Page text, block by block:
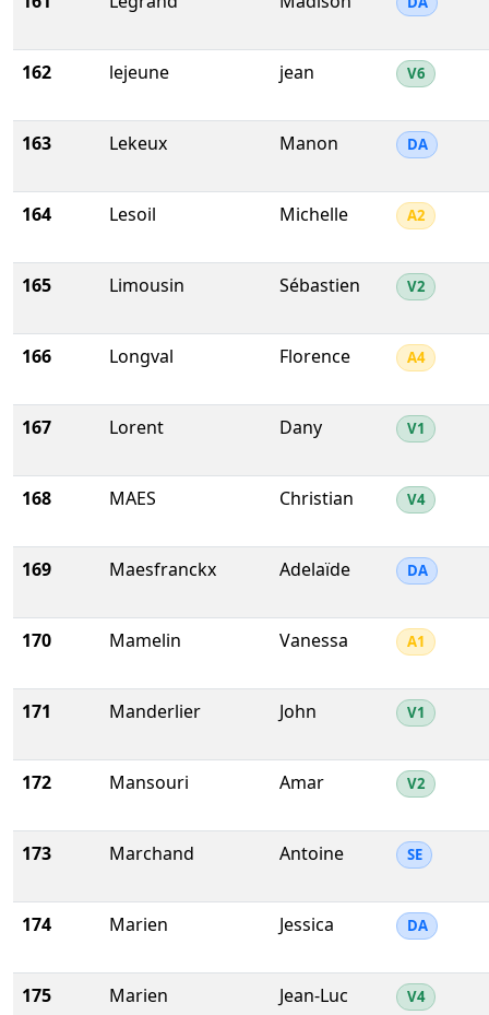
162 lejeune jean V6
163 Lekeux Manon DA
164 Lesoil Michelle A2
165 Limousin Sébastien V2
166 Longval Florence A4
167 Lorent Dany V1
168 MAES Christian V4
169 Maesfranckx Adelaïde DA
170 Mamelin Vanessa A1
171 Manderlier John V1
172 Mansouri Amar V2
173 Marchand Antoine SE
174 Marien Jessica DA
175 Marien Jean-Luc V4